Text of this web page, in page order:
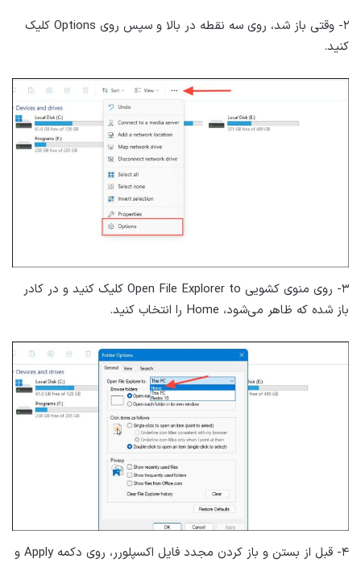
۲- وقتی باز شد، روی سه نقطه در بالا و سپس روی Options کلیک
کنید.
۳- روی منوی کشویی Open File Explorer to کلیک کنید و در کادر
باز شده که ظاهر می‌شود، Home را انتخاب کنید.
۴- قبل از بستن و باز کردن مجدد فایل اکسپلورر، روی دکمه Apply و